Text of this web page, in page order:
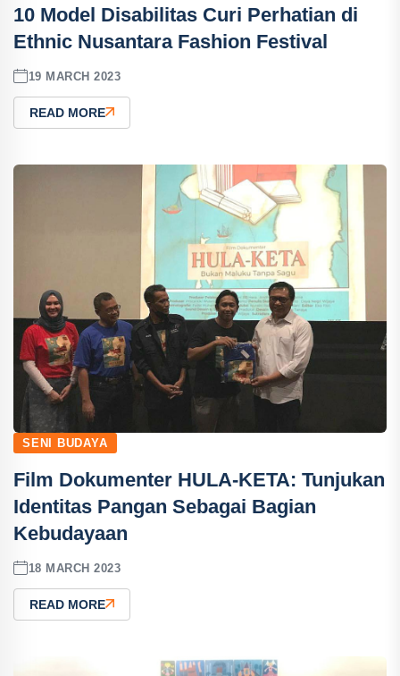
10 Model Disabilitas Curi Perhatian di
Ethnic Nusantara Fashion Festival
19 MARCH 2023
READ MORE
SENI BUDAYA
Film Dokumenter HULA-KETA: Tunjukan
Identitas Pangan Sebagai Bagian
Kebudayaan
18 MARCH 2023
READ MORE